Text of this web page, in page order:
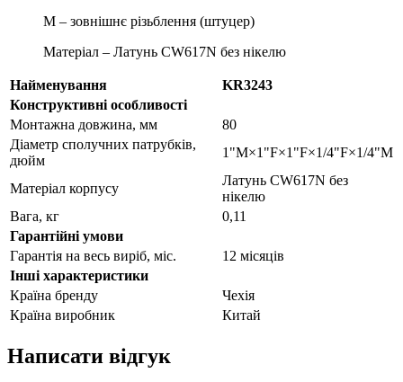
M – зовнішнє різьблення (штуцер)
Матеріал – Латунь CW617N без нікелю
Найменування
KR3243
Конструктивні особливості
Монтажна довжина, мм
80
Діаметр сполучних патрубків,
дюйм
1"M×1"F×1"F×1/4"F×1/4"M
Матеріал корпусу
Латунь CW617N без
нікелю
Вага, кг
0,11
Гарантійні умови
Гарантія на весь виріб, міс.
12 місяців
Інші характеристики
Країна бренду
Чехія
Країна виробник
Китай
Написати відгук